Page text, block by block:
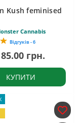
Kush feminised
Cannabis
Відгуків - 6
грн.
КУПИТИ